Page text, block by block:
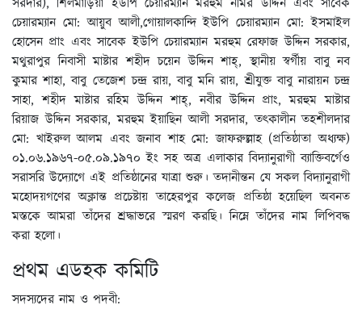
চেয়ারম্যান মো: আয়ুব আলী,গোয়ালকান্দি ইউপি চেয়ারম্যান মো: ইসমাইল
হোসেন প্রাং এবং সাবেক ইউপি চেয়ারম্যান মরহুম রেফাজ উদ্দিন সরকার,
মথুরাপুর নিবাসী মাষ্টার শহীদ চয়েন উদ্দিন শাহ্, স্থানীয় স্বর্গীয় বাবু নব
কুমার শাহা, বাবু তেজেশ চন্দ্র রায়, বাবু মনি রায়, শ্রীযুক্ত বাবু নারায়ন চন্দ্র
সাহা, শহীদ মাষ্টার রহিম উদ্দিন শাহ্, নবীর উদ্দিন প্রাং, মরহুম মাষ্টার
রিয়াজ উদ্দিন সরকার, মরহুম ইয়াছিন আলী সরদার, তৎকালীন তহশীলদার
মো: খাইরুল আলম এবং জনাব শাহ মো: জাফরুল্লাহ (প্রতিষ্ঠাতা অধ্যক্ষ)
০১.০৬.১৯৬৭-০৫.০৯.১৯৭০ ইং সহ অত্র এলাকার বিদ্যানুরাগী ব্যাক্তিবর্গেও
সরাসরি উদ্যোগে এই প্রতিষ্ঠানের যাত্রা শুরু। তদানীন্তন যে সকল বিদ্যানুরাগী
মহোদয়গণের অক্লান্ত প্রচেষ্টায় তাহেরপুর কলেজ প্রতিষ্ঠা হয়েছিল অবনত
মস্তকে আমরা তাঁদের শ্রদ্ধাভরে স্মরণ করছি। নিম্নে তাঁদের নাম লিপিবদ্ধ
করা হলো।
প্রথম এডহক কমিটি
সদস্যদের নাম ও পদবী: